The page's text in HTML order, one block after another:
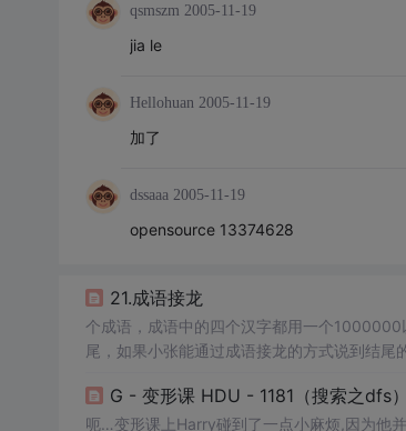
qsmszm 2005-11-19
jia le
Hellohuan 2005-11-19
加了
dssaaa 2005-11-19
opensource 13374628
21.成语接龙
个成语，成语中的四个汉字都用一个
尾，如果小张能通过成语接龙的方式说到结尾
下一行4个1000000以内的正整数，表示开始
G - 变形课 HDU - 1181（搜索之dfs）
呃…变形课上Harry碰到了一点小麻烦,因为他